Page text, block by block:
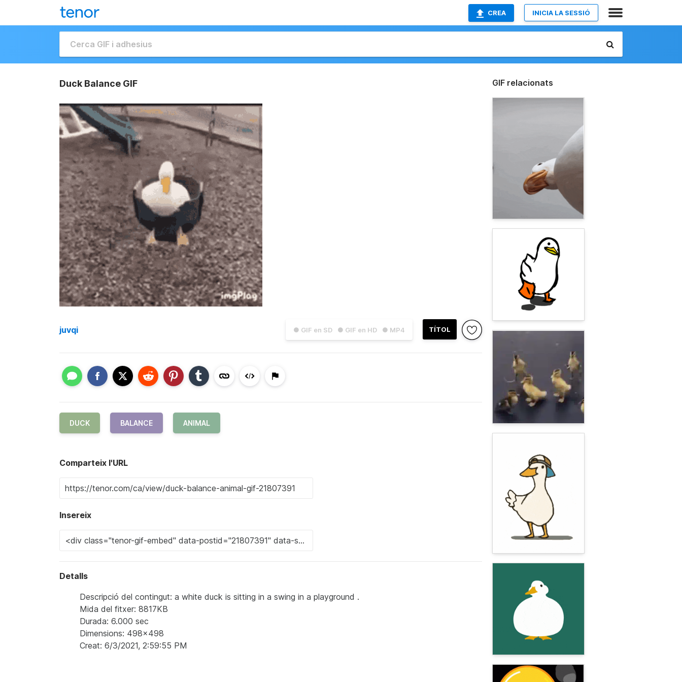
CREA INICIA LA SESSIÓ
Duck Balance GIF
● GIF en SD ● GIF en HD ● MP4 TÍTOL
juvqi
DUCK BALANCE ANIMAL
Comparteix l'URL
Insereix
Detalls
Descripció del contingut: a white duck is sitting in a swing in a playground .
Mida del fitxer: 8817KB
Durada: 6.000 sec
Dimensions: 498x498
Creat: 6/3/2021, 2:59:55 PM
GIF relacionats